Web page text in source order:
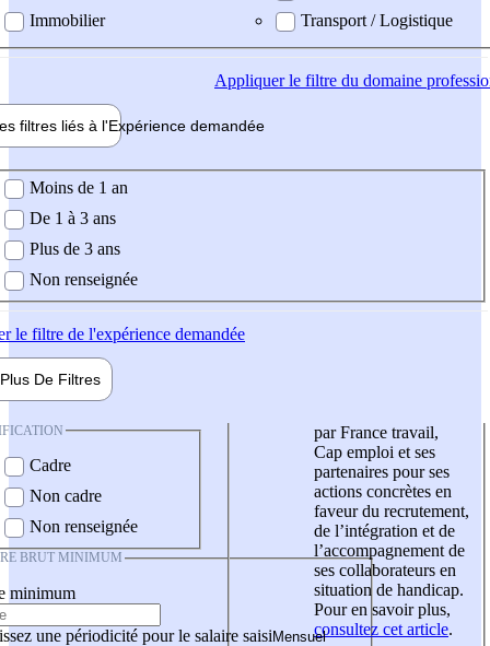
Immobilier
Transport / Logistique
Appliquerle filtre du domaine
filtres liés à l'Expérience demandée
demandée
Moins de 1 an
De 1 à 3 ans
Plus de 3 ans
Non renseignée
le filtre de l'expérience demandée
Plus De Filtres
Cadre
Non cadre
Non renseignée
BRUT MINIMUM
minimum
une périodicité pour le salaire saisi
par France travail,
Cap emploi et ses
partenaires pour ses
actions concrètes en
faveur du recrutement,
de l’intégration et de
l’accompagnement de
ses collaborateurs en
situation de handicap.
Pour en savoir plus,
consultez cet article.